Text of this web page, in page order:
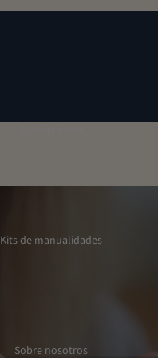
Kits de manualidades
Sobre nosotros